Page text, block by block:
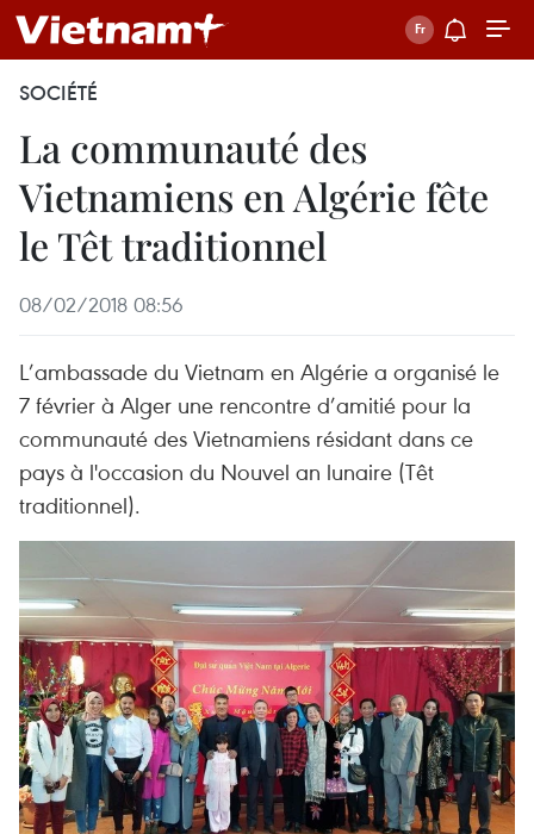
SOCIÉTÉ
La communauté des
Vietnamiens en Algérie fête
le Têt traditionnel
08/02/2018 08:56
L’ambassade du Vietnam en Algérie a organisé le
7 février à Alger une rencontre d’amitié pour la
communauté des Vietnamiens résidant dans ce
pays à l'occasion du Nouvel an lunaire (Têt
traditionnel).